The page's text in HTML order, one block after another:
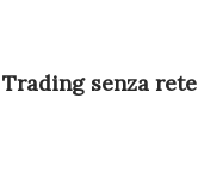
Trading senza rete